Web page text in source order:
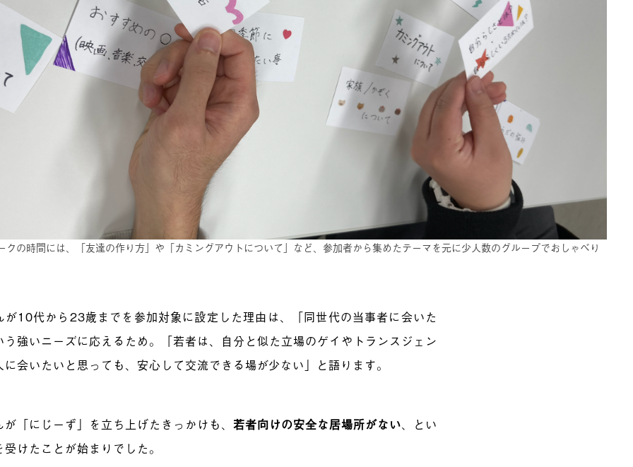
クの時間には、「友達の作り方」や「カミングアウトについて」など、参加者から集めたテーマを元に少人数のグループでおしゃべり
が10代から23歳までを参加対象に設定した理由は、「同世代の当事者に会いた
う強いニーズに応えるため。「若者は、自分と似た立場のゲイやトランスジェン
に会いたいと思っても、安心して交流できる場が少ない」と語ります。
「にじーず」を立ち上げたきっかけも、 若者向けの安全な居場所がない、とい
けたことが始まりでした。